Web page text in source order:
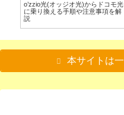
グソクムシを食べる！美味しい食
べ方や味を紹介
本サイトは